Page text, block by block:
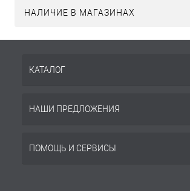
НАЛИЧИЕ В МАГАЗИНАХ
КАТАЛОГ
НАШИ ПРЕДЛОЖЕНИЯ
ПОМОЩЬ И СЕРВИСЫ